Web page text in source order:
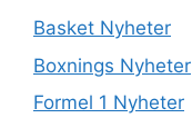
Basket Nyheter
Boxnings Nyheter
Formel 1 Nyheter